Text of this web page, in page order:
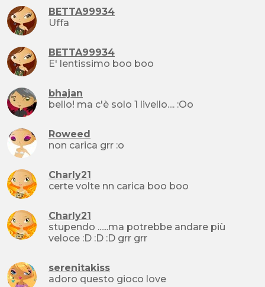
BETTA99934
Uffa
BETTA99934
E' lentissimo boo boo
bhajan
bello! ma c'è solo 1 livello.... :Oo
Roweed
non carica grr :o
Charly21
certe volte nn carica boo boo
Charly21
stupendo ......ma potrebbe andare più
veloce :D :D :D grr grr
serenitakiss
adoro questo gioco love